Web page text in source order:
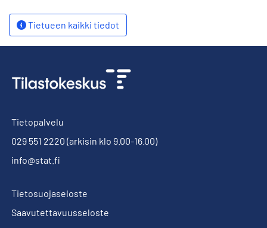
Tietueen kaikki tiedot
Tietopalvelu
029 551 2220 (arkisin klo 9.00-16.00)
info@stat.fi
Tietosuojaseloste
Saavutettavuusseloste